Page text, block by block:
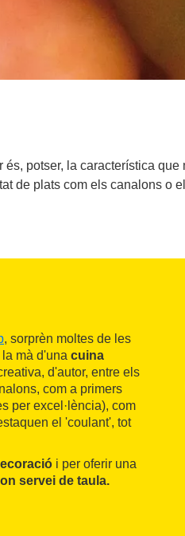
potser, la característica
de plats com els canalons o
, sorprèn moltes de les
mà d'una cuina
d'autor, entre els
com a primers
per excel·lència), com
el 'coulant', tot
i per oferir una
servei de taula.